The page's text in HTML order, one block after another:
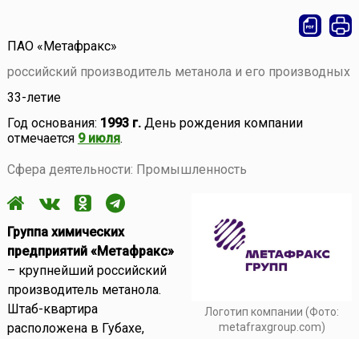
ПАО «Метафракс»
российский производитель метанола и его производных
33-летие
Год основания: 1993 г.День рождения компании
отмечается 9 июля.
Сфера деятельности: Промышленность
Логотип компании (Фото:
metafraxgroup.com)
Группа химических
предприятий «Метафракс»
– крупнейший российский
производитель метанола.
Штаб-квартира
расположена в Губахе,